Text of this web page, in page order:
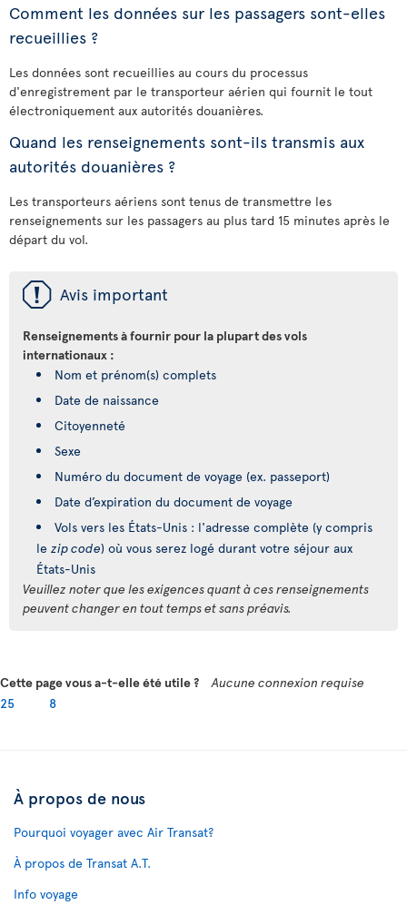
Comment les données sur les passagers sont-elles
recueillies ?
Les données sont recueillies au cours du processus
d'enregistrement par le transporteur aérien qui fournit le tout
électroniquement aux autorités douanières.
Quand les renseignements sont-ils transmis aux
autorités douanières ?
Les transporteurs aériens sont tenus de transmettre les
renseignements sur les passagers au plus tard 15 minutes après le
départ du vol.
ü Avis important
Renseignements à fournir pour la plupart des vols
internationaux :
Nom et prénom(s) complets
Date de naissance
Citoyenneté
Sexe
Numéro du document de voyage (ex. passeport)
Date d’expiration du document de voyage
Vols vers les États-Unis : l'adresse complète (y compris
le zip code) où vous serez logé durant votre séjour aux
États-Unis
Veuillez noter que les exigences quant à ces renseignements
peuvent changer en tout temps et sans préavis.
Cette page vous a-t-elle été utile ?
Aucune connexion requise
25
8
À propos de nous
Pourquoi voyager avec Air Transat?
À propos de Transat A.T.
Info voyage